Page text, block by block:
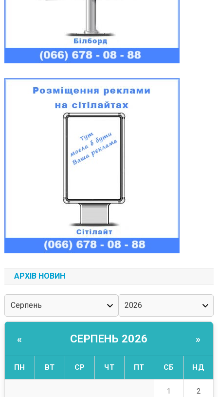
АРХІВ НОВИН
« СЕРПЕНЬ 2026 »
ПН ВТ СР ЧТ ПТ СБ НД
1 2